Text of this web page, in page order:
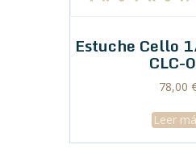
Estuche Cello
CLC-
78,00
Leer